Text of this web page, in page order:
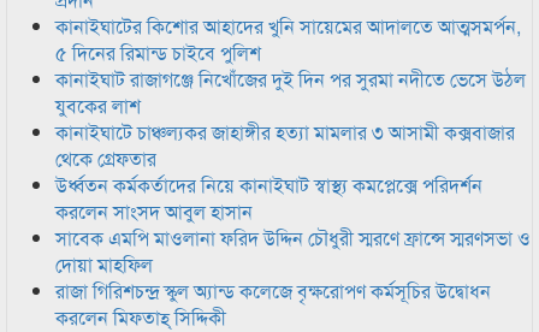
কানাইঘাটের কিশোর আহাদের খুনি সায়েমের আদালতে আত্মসমর্পন,
৫ দিনের রিমান্ড চাইবে পুলিশ
কানাইঘাট রাজাগঞ্জে নিখোঁজের দুই দিন পর সুরমা নদীতে ভেসে উঠল
যুবকের লাশ
কানাইঘাটে চাঞ্চল্যকর জাহাঙ্গীর হত্যা মামলার ৩ আসামী কক্সবাজার
থেকে গ্রেফতার
উর্ধ্বতন কর্মকর্তাদের নিয়ে কানাইঘাট স্বাস্থ্য কমপ্লেক্সে পরিদর্শন
করলেন সাংসদ আবুল হাসান
সাবেক এমপি মাওলানা ফরিদ উদ্দিন চৌধুরী স্মরণে ফ্রান্সে স্মরণসভা ও
দোয়া মাহফিল
রাজা গিরিশচন্দ্র স্কুল অ্যান্ড কলেজে বৃক্ষরোপণ কর্মসূচির উদ্বোধন
করলেন মিফতাহ্ সিদ্দিকী